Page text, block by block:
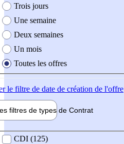
Trois jours
Une semaine
Deux semaines
Un mois
Toutes les offres
le filtre de date de création de l'offre
filtres de types de Contrat
contrat
CDI (125)